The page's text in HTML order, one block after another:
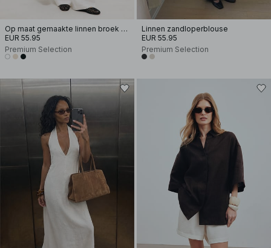
Op maat gemaakte linnen broek met wijde pijpen
EUR 55.95
Premium Selection
Linnen zandloperblouse
EUR 55.95
Premium Selection